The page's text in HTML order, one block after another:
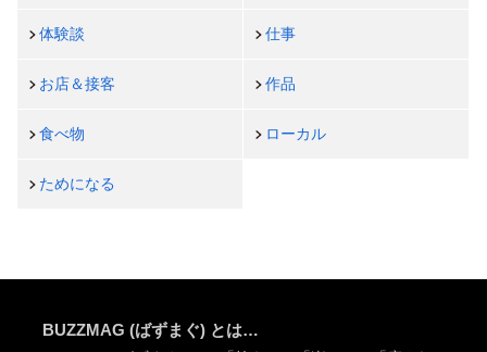
体験談 仕事
お店＆接客 作品
食べ物 ローカル
ためになる
BUZZMAG (ばずまぐ) とは…